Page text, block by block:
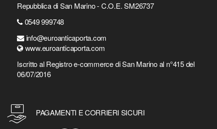
Repubblica di San Marino - C.O.E. SM26737
0549 999748
info@euroanticaporta.com
www.euroanticaporta.com
Iscritto al Registro e-commerce di San Marino al n°415 del
06/07/2016
PAGAMENTI E CORRIERI SICURI